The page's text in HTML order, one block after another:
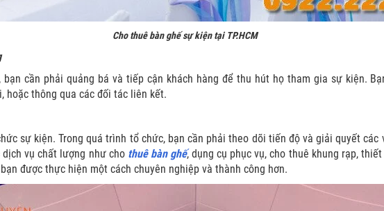
Cho thuê bàn ghế sự kiện tại TP.HCM
cần phải quảng bá và tiếp cận khách hàng để thu hút họ tham gia sự kiện.
hoặc thông qua các đối tác liên kết.
sự kiện. Trong quá trình tổ chức, bạn cần phải theo dõi tiến độ và giải quyết
vụ chất lượng như cho thuê bàn ghế, dụng cụ phục vụ, cho thuê khung rạp,
được thực hiện một cách chuyên nghiệp và thành công hơn.